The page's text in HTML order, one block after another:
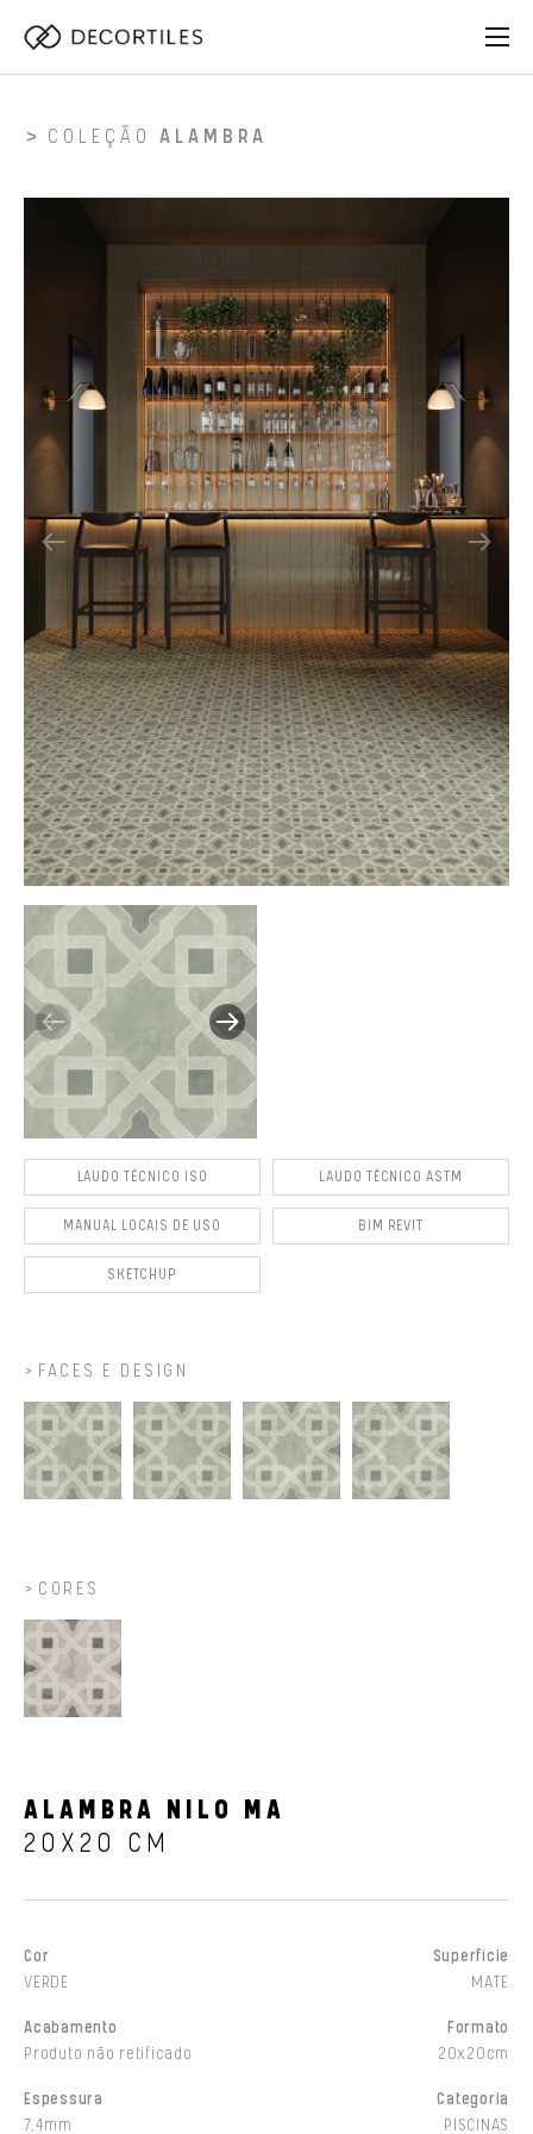
COLEÇÃO ALAMBRA
LAUDO TÉCNICO ISO LAUDO TÉCNICO ASTM
MANUAL LOCAIS DE USO BIM REVIT
SKETCHUP
FACES E DESIGN
CORES
ALAMBRA NILO MA
20X20 CM
Cor
VERDE
Superfície
MATE
Acabamento
Produto não retificado
Formato
20x20cm
Espessura
7,4mm
Categoria
PISCINAS